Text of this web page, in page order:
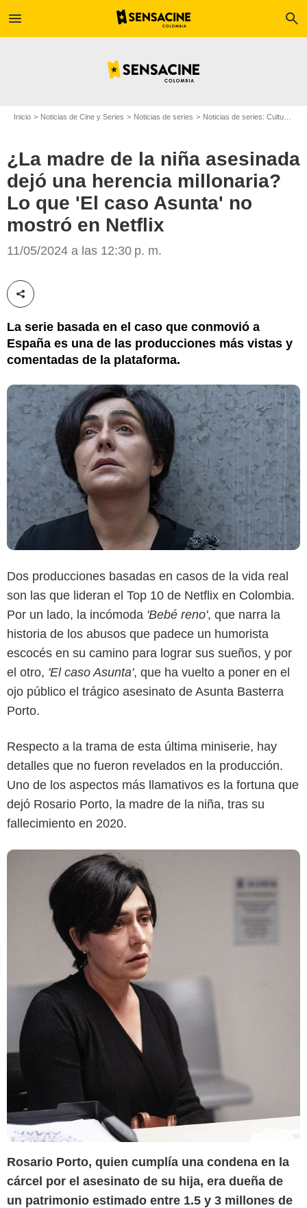
menu search
Inicio Noticias de Cine y Series Noticias de series Noticias de series: Cultura Series
¿La madre de la niña asesinada
dejó una herencia millonaria?
Lo que 'El caso Asunta' no
mostró en Netflix
11/05/2024 a las 12:30 p. m.
Compartir esta noticia
La serie basada en el caso que conmovió a
España es una de las producciones más vistas y
comentadas de la plataforma.
Netflix
Dos producciones basadas en casos de la vida real
son las que lideran el Top 10 de Netflix en Colombia.
Por un lado, la incómoda 'Bebé reno', que narra la
historia de los abusos que padece un humorista
escocés en su camino para lograr sus sueños, y por
el otro, 'El caso Asunta', que ha vuelto a poner en el
ojo público el trágico asesinato de Asunta Basterra
Porto.
Respecto a la trama de esta última miniserie, hay
detalles que no fueron revelados en la producción.
Uno de los aspectos más llamativos es la fortuna que
dejó Rosario Porto, la madre de la niña, tras su
fallecimiento en 2020.
Rosario Porto, quien cumplía una condena en la
cárcel por el asesinato de su hija, era dueña de
un patrimonio estimado entre 1.5 y 3 millones de